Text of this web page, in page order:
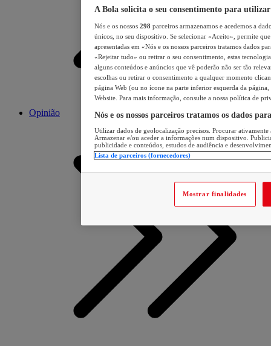
Opinião
A Bola solicita o seu consentimento para utilizar
Nós e os nossos 298 parceiros armazenamos e acedemos a
únicos, no seu dispositivo. Se selecionar «Aceito», permite
apresentadas em «Nós e os nossos parceiros tratamos dados
«Rejeitar tudo» ou retirar o seu consentimento, estas
alguns conteúdos e anúncios que vê poderão não ser tão
escolhas ou retirar o consentimento a qualquer momento
página Web (ou no ícone na parte inferior esquerda da página,
Website. Para mais informação, consulte a nossa política de
Nós e os nossos parceiros tratamos os dados
Utilizar dados de geolocalização precisos. Procurar
Armazenar e/ou aceder a informações num dispositivo.
publicidade e conteúdos, estudos de audiência e
Lista de parceiros (fornecedores)
Mostrar finalidades